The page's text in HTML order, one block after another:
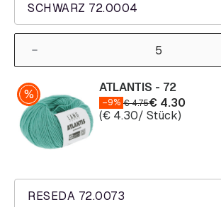
SCHWARZ 72.0004
RESEDA 72.0073
ATLANTIS - 72
–9% €4.75€ 4.30
(€ 4.30/ Stück)